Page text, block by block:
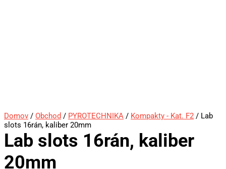
Domov / Obchod / PYROTECHNIKA / Kompakty - Kat. F2 / Lab
slots 16rán, kaliber 20mm
Lab slots 16rán, kaliber
20mm